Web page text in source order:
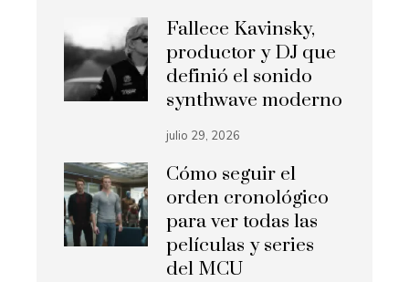
Fallece Kavinsky,
productor y DJ que
definió el sonido
synthwave moderno
julio 29, 2026
Cómo seguir el
orden cronológico
para ver todas las
películas y series
del MCU